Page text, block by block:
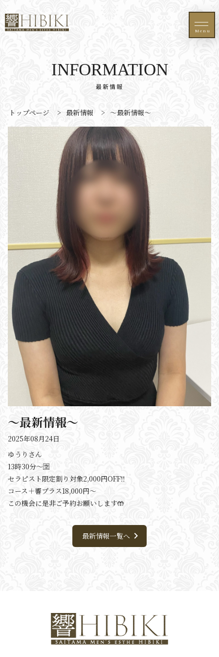
Menu
最新情報
INFORMATION
トップページ > 最新情報 > 〜最新情報〜
〜最新情報〜
2025年08月24日
ゆうりさん
13時30分〜🈳
セラピスト限定割り対象2,000円OFF‼️
コース＋響プラス18,000円〜
この機会に是非ご予約お願いします🤲
最新情報一覧へ chevron_right